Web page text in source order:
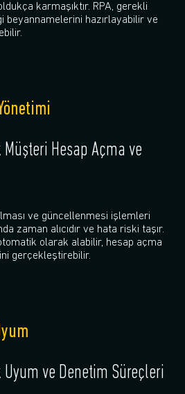
karmaşıktır. RPA, gerekli
beyannamelerini hazırlayabilir ve
Hesap Açma ve
ve güncellenmesi işlemleri
zaman alıcıdır ve hata riski taşır.
olarak alabilir, hesap açma
gerçekleştirebilir.
ve Denetim Süreçleri